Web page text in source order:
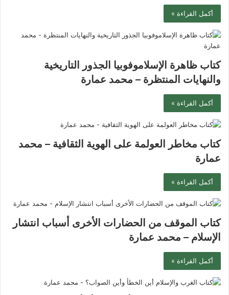
أكمل القراءة »
كتاب ظاهرة الإسلاموفوبيا الجذور التاريخية
والنهايات المنتظرة – محمد عمارة
أكمل القراءة »
كتاب مخاطر العولمة على الهوية الثقافية – محمد
عمارة
أكمل القراءة »
كتاب الموقف من الحضارات الأخرى أسباب انتشار
الإسلام – محمد عمارة
أكمل القراءة »